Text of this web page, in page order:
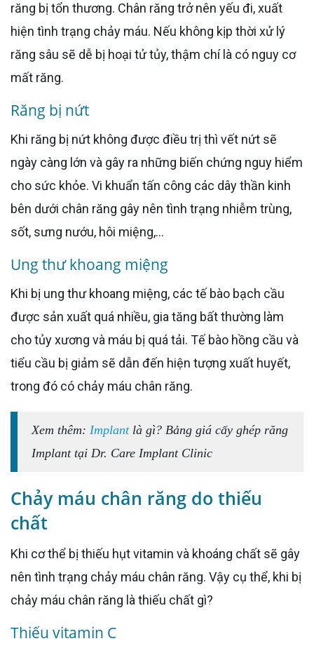
răng bị tổn thương. Chân răng trở nên yếu đi, xuất
hiện tình trạng chảy máu. Nếu không kịp thời xử lý
răng sâu sẽ dễ bị hoại tử tủy, thậm chí là có nguy cơ
mất răng.
Răng bị nứt
Khi răng bị nứt không được điều trị thì vết nứt sẽ
ngày càng lớn và gây ra những biến chứng nguy hiểm
cho sức khỏe. Vi khuẩn tấn công các dây thần kinh
bên dưới chân răng gây nên tình trạng nhiễm trùng,
sốt, sưng nướu, hôi miệng,...
Ung thư khoang miệng
Khi bị ung thư khoang miệng, các tế bào bạch cầu
được sản xuất quá nhiều, gia tăng bất thường làm
cho tủy xương và máu bị quá tải. Tế bào hồng cầu và
tiểu cầu bị giảm sẽ dẫn đến hiện tượng xuất huyết,
trong đó có chảy máu chân răng.
Xem thêm: Implantlà gì? Bảng giá cấy ghép răng
Implant tại Dr. Care Implant Clinic
Chảy máu chân răng do thiếu
chất
Khi cơ thể bị thiếu hụt vitamin và khoáng chất sẽ gây
nên tình trạng chảy máu chân răng. Vậy cụ thể, khi bị
chảy máu chân răng là thiếu chất gì?
Thiếu vitamin C